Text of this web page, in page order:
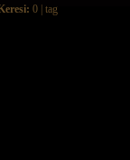
0 | tag